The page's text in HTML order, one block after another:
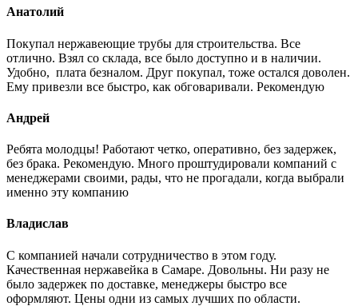
Анатолий
Покупал нержавеющие трубы для строительства. Все
отлично. Взял со склада, все было доступно и в наличии.
Удобно, плата безналом. Друг покупал, тоже остался доволен.
Ему привезли все быстро, как обговаривали. Рекомендую
Андрей
Ребята молодцы! Работают четко, оперативно, без задержек,
без брака. Рекомендую. Много проштудировали компаний с
менеджерами своими, рады, что не прогадали, когда выбрали
именно эту компанию
Владислав
С компанией начали сотрудничество в этом году.
Качественная нержавейка в Самаре. Довольны. Ни разу не
было задержек по доставке, менеджеры быстро все
оформляют. Цены одни из самых лучших по области.